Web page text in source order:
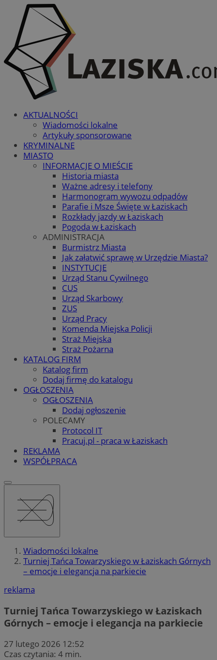
AKTUALNOŚCI
Wiadomości lokalne
Artykuły sponsorowane
KRYMINALNE
MIASTO
INFORMACJE O MIEŚCIE
Historia miasta
Ważne adresy i telefony
Harmonogram wywozu odpadów
Parafie i Msze Święte w Łaziskach
Rozkłady jazdy w Łaziskach
Pogoda w Łaziskach
ADMINISTRACJA
Burmistrz Miasta
Jak załatwić sprawę w Urzędzie Miasta?
INSTYTUCJE
Urząd Stanu Cywilnego
CUS
Urząd Skarbowy
ZUS
Urząd Pracy
Komenda Miejska Policji
Straż Miejska
Straż Pożarna
KATALOG FIRM
Katalog firm
Dodaj firmę do katalogu
OGŁOSZENIA
OGŁOSZENIA
Dodaj ogłoszenie
POLECAMY
Protocol IT
Pracuj.pl - praca w Łaziskach
REKLAMA
WSPÓŁPRACA
Wiadomości lokalne
Turniej Tańca Towarzyskiego w Łaziskach Górnych
– emocje i elegancja na parkiecie
reklama
Turniej Tańca Towarzyskiego w Łaziskach
Górnych – emocje i elegancja na parkiecie
27 lutego 2026 12:52
Czas czytania: 4 min.